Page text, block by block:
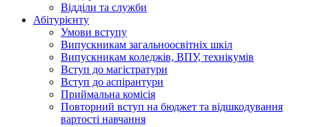
Відділи та служби
Абітурієнту
Умови вступу
Випускникам загальноосвітніх шкіл
Випускникам коледжів, ВПУ, технікумів
Вступ до магістратури
Вступ до аспірантури
Приймальна комісія
Повторний вступ на бюджет та відшкодування
вартості навчання